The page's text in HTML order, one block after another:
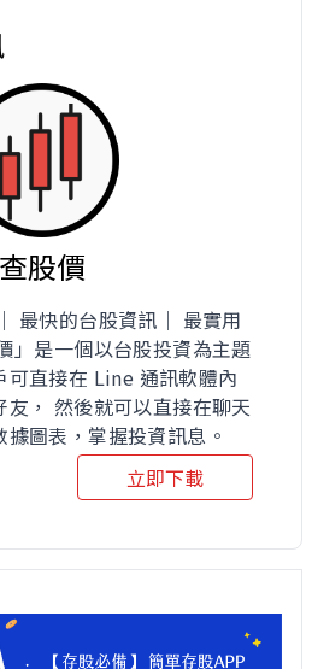
查股價
最快的台股資訊｜ 最實用
」是一個以台股投資為主題
可直接在 Line 通訊軟體內
， 然後就可以直接在聊天
圖表，掌握投資訊息。
立即下載